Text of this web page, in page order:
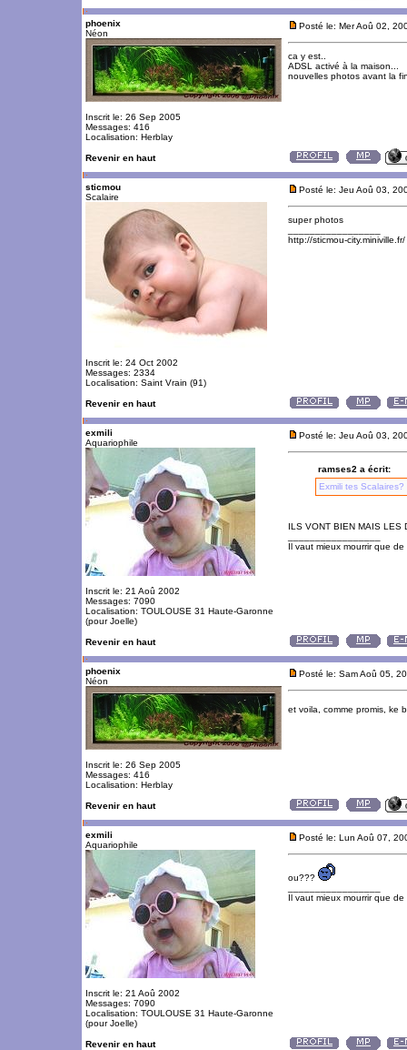
phoenix
Néon
Inscrit le: 26 Sep 2005
Messages: 416
Localisation: Herblay
Posté le: Mer Aoû 02,
ca y est..
ADSL activé à la maison...
nouvelles photos avant la
Revenir en haut
sticmou
Scalaire
Inscrit le: 24 Oct 2002
Messages: 2334
Localisation: Saint Vrain (91)
Posté le: Jeu Aoû 03,
super photos
http://sticmou-city.miniville.fr/
Revenir en haut
exmili
Aquariophile
Inscrit le: 21 Aoû 2002
Messages: 7090
Localisation: TOULOUSE 31 Haute-Garonne
(pour Joelle)
Posté le: Jeu Aoû 03,
ramses2 a écrit:
Exmili tes Scalaires?
ILS VONT BIEN MAIS LES
Il vaut mieux mourrir que
Revenir en haut
phoenix
Néon
Inscrit le: 26 Sep 2005
Messages: 416
Localisation: Herblay
Posté le: Sam Aoû 05,
et voila, comme promis, ke
Revenir en haut
exmili
Aquariophile
Inscrit le: 21 Aoû 2002
Messages: 7090
Localisation: TOULOUSE 31 Haute-Garonne
(pour Joelle)
Posté le: Lun Aoû 07,
ou???
Il vaut mieux mourrir que
Revenir en haut